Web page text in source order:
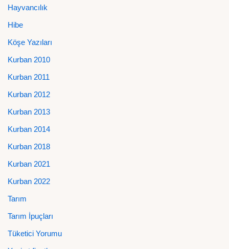
Hayvancılık
Hibe
Köşe Yazıları
Kurban 2010
Kurban 2011
Kurban 2012
Kurban 2013
Kurban 2014
Kurban 2018
Kurban 2021
Kurban 2022
Tarım
Tarım İpuçları
Tüketici Yorumu